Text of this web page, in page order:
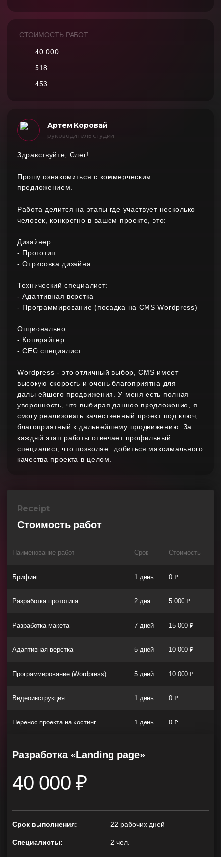
СТОИМОСТЬ РАБОТ
40 000
518
453
Артем Коровай
руководитель студии
Здравствуйте, Олег!
Прошу ознакомиться с коммерческим
предложением.
Работа делится на этапы где участвует несколько
человек, конкретно в вашем проекте, это:
Дизайнер:
- Прототип
- Отрисовка дизайна
Технический специалист:
- Адаптивная верстка
- Программирование (посадка на CMS Wordpress)
Опционально:
- Копирайтер
- СЕО специалист
Wordpress - это отличный выбор, CMS имеет
высокую скорость и очень благоприятна для
дальнейшего продвижения. У меня есть полная
уверенность, что выбирая данное предложение, я
смогу реализовать качественный проект под ключ,
благоприятный к дальнейшему продвижению. За
каждый этап работы отвечает профильный
специалист, что позволяет добиться максимального
качества проекта в целом.
Receipt
Стоимость работ
Наименование работ Срок Стоимость
Брифинг 1 день 0 ₽
Разработка прототипа 2 дня 5 000 ₽
Разработка макета 7 дней 15 000 ₽
Адаптивная верстка 5 дней 10 000 ₽
Программирование (Wordpress) 5 дней 10 000 ₽
Видеоинструкция 1 день 0 ₽
Перенос проекта на хостинг 1 день 0 ₽
Разработка «Landing page»
40 000 ₽
Срок выполнения: 22 рабочих дней
Специалисты: 2 чел.